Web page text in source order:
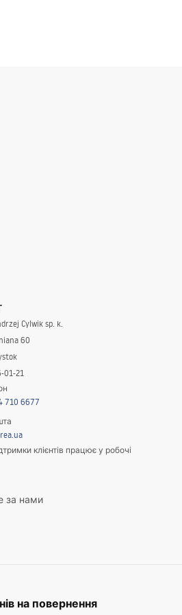
Cylwik sp. k.
60
01-21
710 6677
клієнтів працює у робочі
за нами
на повернення